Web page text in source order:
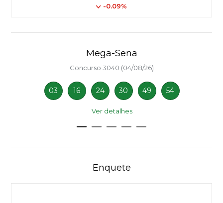
-0.09%
Mega-Sena
Concurso 3040 (04/08/26)
03 16 24 30 49 54
Ver detalhes
Enquete